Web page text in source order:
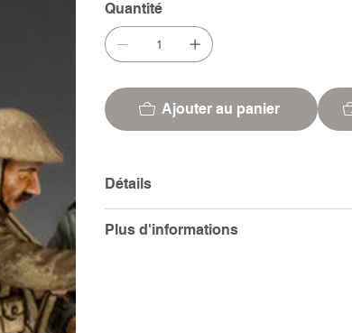
Quantité
Ajouter au panier
Détails
Plus d'informations